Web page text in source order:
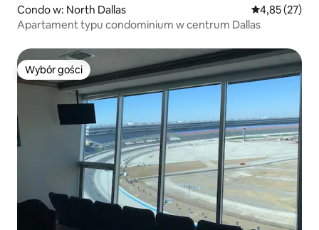
Condo w: North Dallas Średnia
4,85 (27)
Apartament typu condominium w centrum Dallas
Wybór gości
Wybór gości